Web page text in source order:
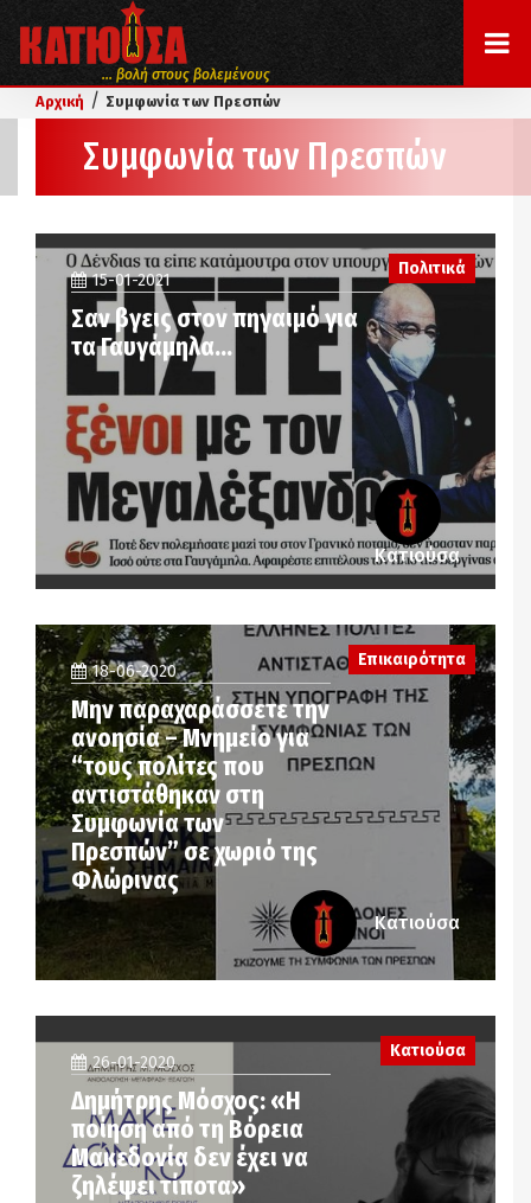
... βολή στους βολεμένους
Αρχική / Συμφωνία των Πρεσπών
Συμφωνία των Πρεσπών
Πολιτικά
15-01-2021
Σαν βγεις στον πηγαιμό για
τα Γαυγάμηλα…
Κατιούσα
18-06-2020
Μην παραχαράσσετε την
ανοησία – Μνημείο για
“τους πολίτες που
αντιστάθηκαν στη
Συμφωνία των
Πρεσπών” σε χωριό της
Φλώρινας
Επικαιρότητα
Κατιούσα
26-01-2020
Δημήτρης Μόσχος: «Η
ποίηση από τη Βόρεια
Μακεδονία δεν έχει να
ζηλέψει τίποτα»
Κατιούσα